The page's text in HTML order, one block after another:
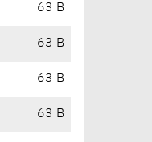
63 B
63 B
63 B
63 B